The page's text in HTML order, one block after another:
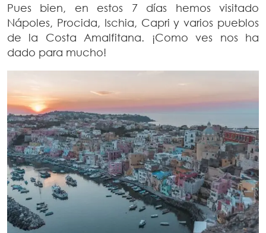
Pues bien, en estos 7 días hemos visitado
Nápoles, Procida, Ischia, Capri y varios pueblos
de la Costa Amalfitana. ¡Como ves nos ha
dado para mucho!